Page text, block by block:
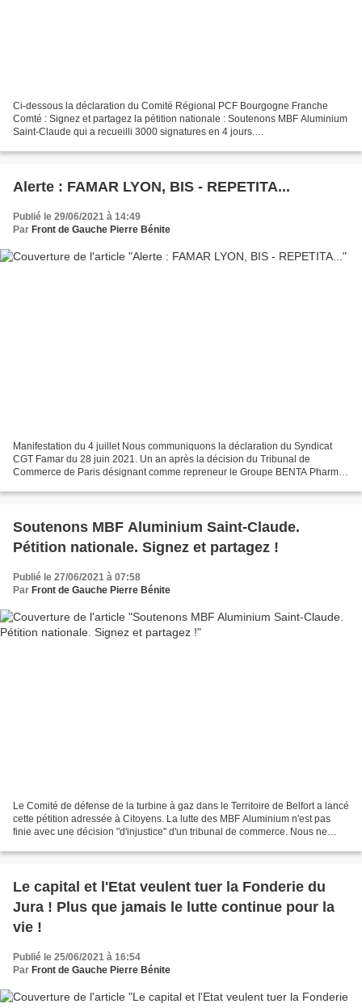
Ci-dessous la déclaration du Comité Régional PCF Bourgogne Franche
Comté : Signez et partagez la pétition nationale : Soutenons MBF Aluminium
Saint-Claude qui a recueilli 3000 signatures en 4 jours.
Alerte : FAMAR LYON, BIS - REPETITA...
Publié le 29/06/2021 à 14:49
Par Front de Gauche Pierre Bénite
Manifestation du 4 juillet Nous communiquons la déclaration du Syndicat
CGT Famar du 28 juin 2021. Un an après la décision du Tribunal de
Commerce de Paris désignant comme repreneur le Groupe BENTA Pharma
Soutenons MBF Aluminium Saint-Claude.
Pétition nationale. Signez et partagez !
Publié le 27/06/2021 à 07:58
Par Front de Gauche Pierre Bénite
Le Comité de défense de la turbine à gaz dans le Territoire de Belfort a lancé
cette pétition adressée à Citoyens. La lutte des MBF Aluminium n'est pas
finie avec une décision "d'injustice" d'un tribunal de commerce. Nous ne
Le capital et l'Etat veulent tuer la Fonderie du
Jura ! Plus que jamais le lutte continue pour la
vie !
Publié le 25/06/2021 à 16:54
Par Front de Gauche Pierre Bénite